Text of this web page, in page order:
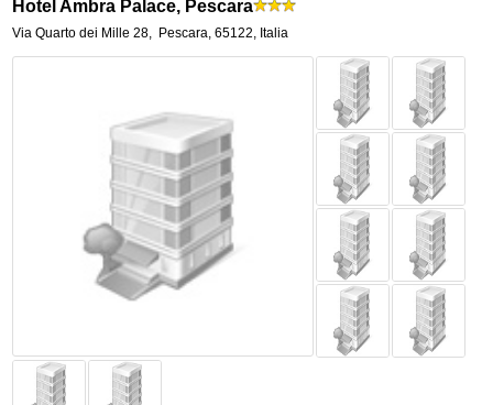
Hotel Ambra Palace, Pescara
Via Quarto dei Mille 28, Pescara,65122, Italia